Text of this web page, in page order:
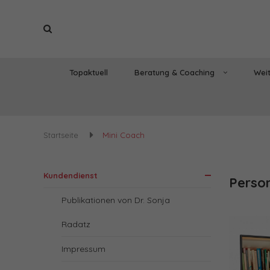
Topaktuell Beratung & Coaching
Startseite Mini Coach
Kundendienst
Publikationen von Dr. Sonja
Radatz
Impressum